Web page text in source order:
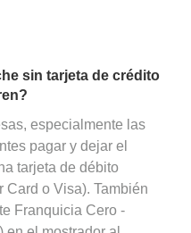
sin tarjeta de crédito
especialmente las
pagar y dejar el
tarjeta de débito
Card o Visa). También
Franquicia Cero -